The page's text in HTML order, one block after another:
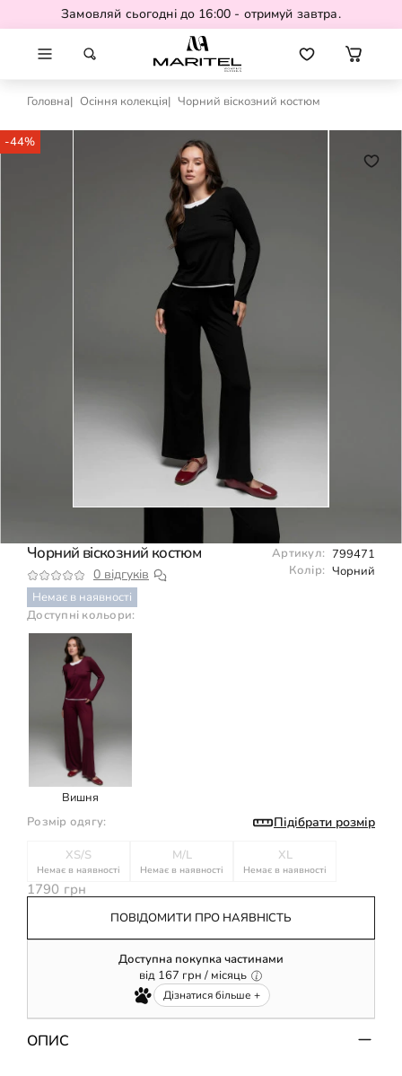
Замовляй сьогодні до 16:00 - отримуй завтра.
Головна Осіння колекція Чорний віскозний костюм
-44%
Чорний віскозний костюм
0 відгуків
Артикул: 799471
Колір: Чорний
Немає в наявності
Доступні кольори:
Вишня
Розмір одягу:
Підібрати розмір
XS/S
Немає в наявності
M/L
Немає в наявності
XL
Немає в наявності
1790 грн
ПОВІДОМИТИ ПРО НАЯВНІСТЬ
Доступна покупка частинами
від 167 грн / місяць
Дізнатися більше +
ОПИС